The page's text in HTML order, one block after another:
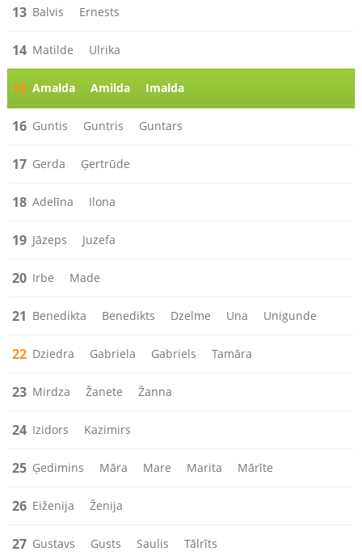
13 Balvis Ernests
14 Matilde Ulrika
15 Amalda Amilda Imalda
16 Guntis Guntris Guntars
17 Gerda Ģertrūde
18 Adelīna Ilona
19 Jāzeps Juzefa
20 Irbe Made
21 Benedikta Benedikts Dzelme Una Unigunde
22 Dziedra Gabriela Gabriels Tamāra
23 Mirdza Žanete Žanna
24 Izidors Kazimirs
25 Ģedimins Māra Mare Marita Mārīte
26 Eiženija Ženija
27 Gustavs Gusts Saulis Tālrīts